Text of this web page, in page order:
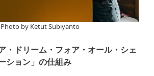
Photo by Ketut Subiyanto
・ドリーム・フォア・オール・シェ
ション」の仕組み